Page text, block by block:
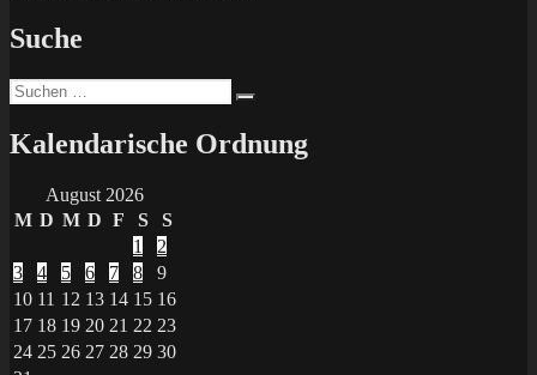
Suche
Suchen
nach:
Kalendarische Ordnung
August 2026
M D M D F S
S
1
2
3
4 5 6 7 8
9
10 11 12 13 14 15 16
17 18 19 20 21 22 23
24 25 26 27 28 29 30